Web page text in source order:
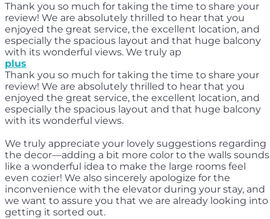
Thank you so much for taking the time to share your
review! We are absolutely thrilled to hear that you
enjoyed the great service, the excellent location, and
especially the spacious layout and that huge balcony
with its wonderful views. We truly ap
plus
Thank you so much for taking the time to share your
review! We are absolutely thrilled to hear that you
enjoyed the great service, the excellent location, and
especially the spacious layout and that huge balcony
with its wonderful views.
We truly appreciate your lovely suggestions regarding
the decor—adding a bit more color to the walls sounds
like a wonderful idea to make the large rooms feel
even cozier! We also sincerely apologize for the
inconvenience with the elevator during your stay, and
we want to assure you that we are already looking into
getting it sorted out.